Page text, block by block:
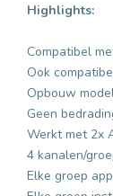
Highlights:
Compatibel
Ook
Opbouw
Geen
Werkt met 2x
4 kanalen/
Elke groep